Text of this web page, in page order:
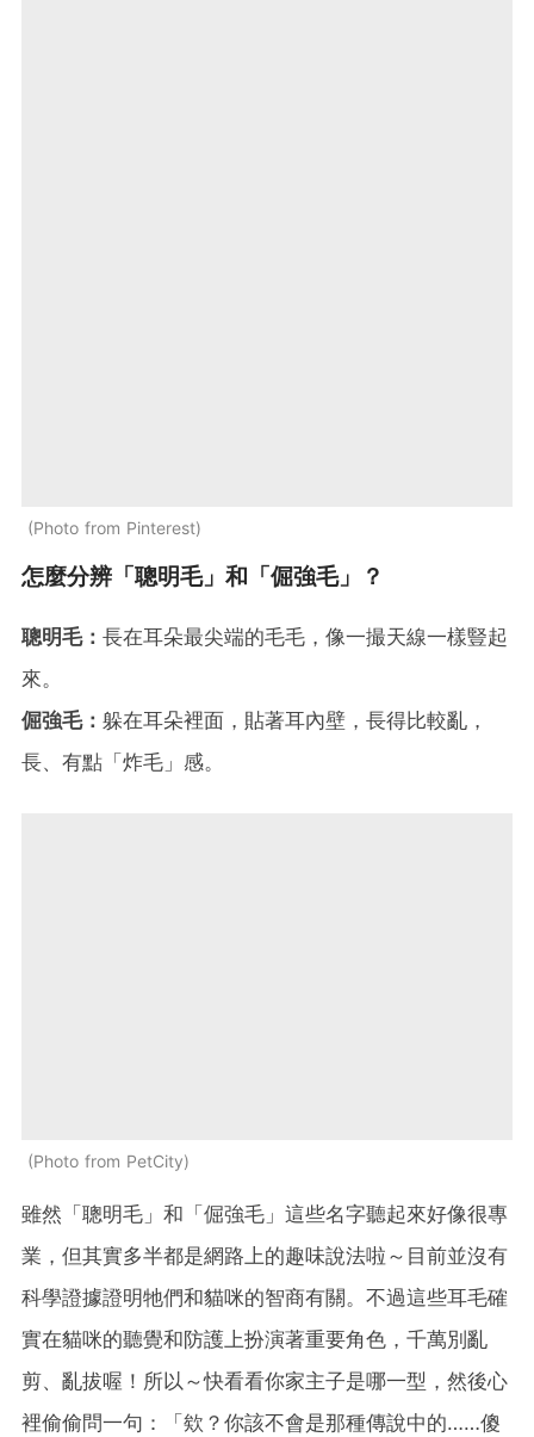
Photo from Pinterest
怎麼分辨「聰明毛」和「倔強毛」？
聰明毛： 長在耳朵最尖端的毛毛，像一撮天線一樣豎起
來。
倔強毛： 躲在耳朵裡面，貼著耳內壁，長得比較亂，
長、有點「炸毛」感。
Photo from PetCity
雖然「聰明毛」和「倔強毛」這些名字聽起來好像很專
業，但其實多半都是網路上的趣味說法啦～目前並沒有
科學證據證明牠們和貓咪的智商有關。不過這些耳毛確
實在貓咪的聽覺和防護上扮演著重要角色，千萬別亂
剪、亂拔喔！所以～快看看你家主子是哪一型，然後心
裡偷偷問一句：「欸？你該不會是那種傳說中的……傻